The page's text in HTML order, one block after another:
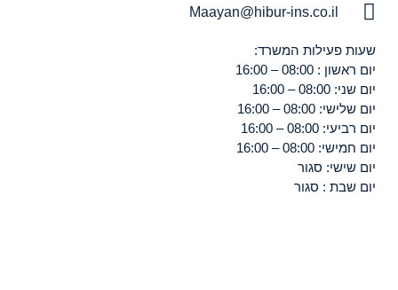
Maayan@hibur-ins.co.il
שעות פעילות המשרד:
יום ראשון : 08:00 – 16:00
יום שני: 08:00 – 16:00
יום שלישי: 08:00 – 16:00
יום רביעי: 08:00 – 16:00
יום חמישי: 08:00 – 16:00
יום שישי: סגור
יום שבת : סגור